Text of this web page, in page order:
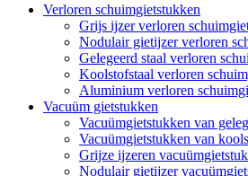
Verloren schuimgietstukken
Grijs ijzer verloren
Nodulair gietijzer verloren
Gelegeerd staal verloren
Koolstofstaal verloren
Aluminium verloren
Vacuüm gietstukken
Vacuümgietstukken van
Vacuümgietstukken van
Grijze ijzeren
Nodulair gietijzer